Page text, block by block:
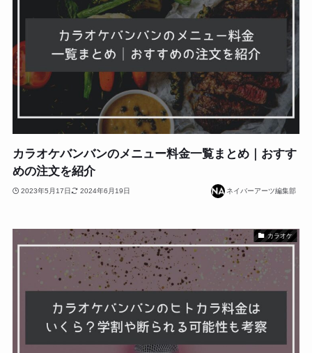
カラオケバンバンのメニュー料金一覧まとめ｜おすす
めの注文を紹介
2023年5月17日 2024年6月19日 ネイバーアーツ編集部
カラオケ